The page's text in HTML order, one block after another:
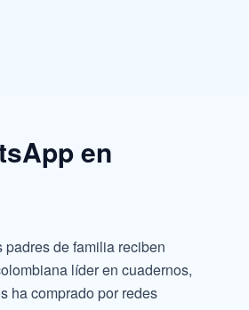
en
de familia reciben
líder en cuadernos,
ha comprado por redes